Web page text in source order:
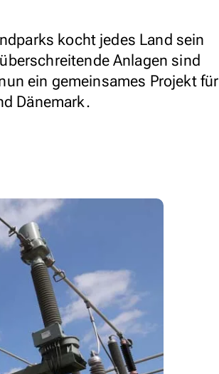
kocht jedes Land sein
Anlagen sind
ein gemeinsames Projekt für
Dänemark.